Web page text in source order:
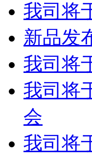
我司将
新品发
我司将
我司将
会
我司将